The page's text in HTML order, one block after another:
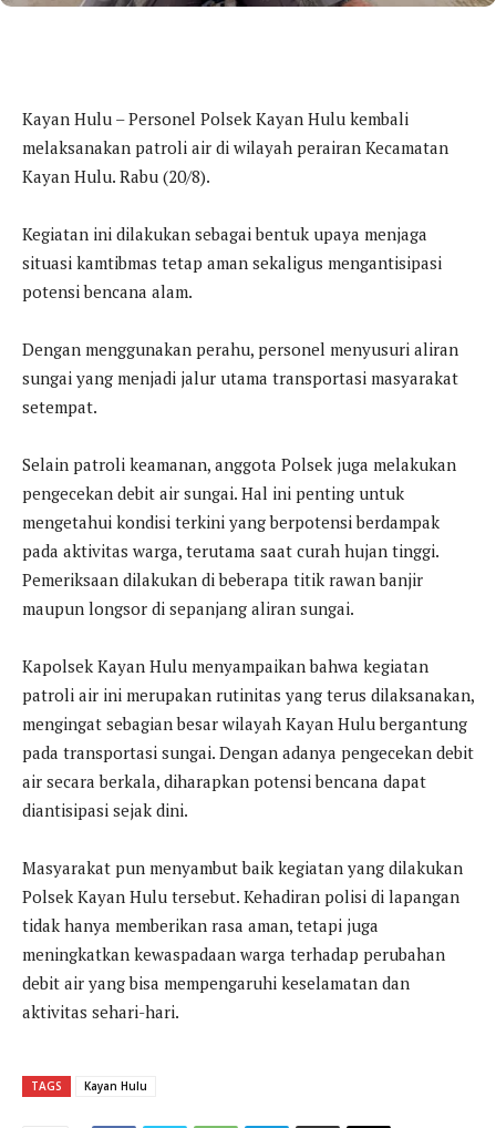
Kayan Hulu – Personel Polsek Kayan Hulu kembali
melaksanakan patroli air di wilayah perairan Kecamatan
Kayan Hulu. Rabu (20/8).
Kegiatan ini dilakukan sebagai bentuk upaya menjaga
situasi kamtibmas tetap aman sekaligus mengantisipasi
potensi bencana alam.
Dengan menggunakan perahu, personel menyusuri aliran
sungai yang menjadi jalur utama transportasi masyarakat
setempat.
Selain patroli keamanan, anggota Polsek juga melakukan
pengecekan debit air sungai. Hal ini penting untuk
mengetahui kondisi terkini yang berpotensi berdampak
pada aktivitas warga, terutama saat curah hujan tinggi.
Pemeriksaan dilakukan di beberapa titik rawan banjir
maupun longsor di sepanjang aliran sungai.
Kapolsek Kayan Hulu menyampaikan bahwa kegiatan
patroli air ini merupakan rutinitas yang terus dilaksanakan,
mengingat sebagian besar wilayah Kayan Hulu bergantung
pada transportasi sungai. Dengan adanya pengecekan debit
air secara berkala, diharapkan potensi bencana dapat
diantisipasi sejak dini.
Masyarakat pun menyambut baik kegiatan yang dilakukan
Polsek Kayan Hulu tersebut. Kehadiran polisi di lapangan
tidak hanya memberikan rasa aman, tetapi juga
meningkatkan kewaspadaan warga terhadap perubahan
debit air yang bisa mempengaruhi keselamatan dan
aktivitas sehari-hari.
TAGS Kayan Hulu